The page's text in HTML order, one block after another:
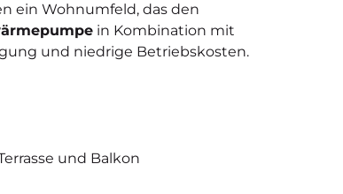
ein Wohnumfeld, das den
in Kombination mit
und niedrige Betriebskosten.
und Balkon